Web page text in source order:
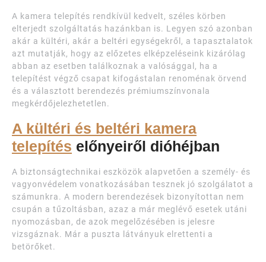
A kamera telepítés rendkívül kedvelt, széles körben
elterjedt szolgáltatás hazánkban is. Legyen szó azonban
akár a kültéri, akár a beltéri egységekről, a tapasztalatok
azt mutatják, hogy az előzetes elképzeléseink kizárólag
abban az esetben találkoznak a valósággal, ha a
telepítést végző csapat kifogástalan renoménak örvend
és a választott berendezés prémiumszínvonala
megkérdőjelezhetetlen.
A kültéri és beltéri kamera
telepítés előnyeiről dióhéjban
A biztonságtechnikai eszközök alapvetően a személy- és
vagyonvédelem vonatkozásában tesznek jó szolgálatot a
számunkra. A modern berendezések bizonyítottan nem
csupán a tűzoltásban, azaz a már meglévő esetek utáni
nyomozásban, de azok megelőzésében is jelesre
vizsgáznak. Már a puszta látványuk elrettenti a
betörőket.